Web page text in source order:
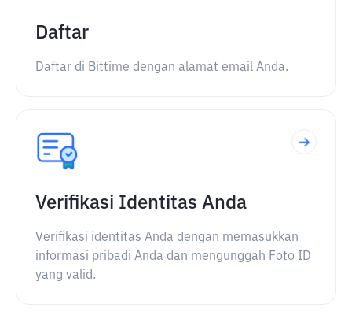
Daftar
Daftar di Bittime dengan alamat email Anda.
Verifikasi Identitas Anda
Verifikasi identitas Anda dengan memasukkan
informasi pribadi Anda dan mengunggah Foto ID
yang valid.